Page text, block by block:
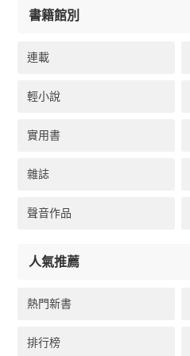
書籍館別
連載
輕小說
實用書
雜誌
聲音作品
人氣推薦
熱門新書
排行榜